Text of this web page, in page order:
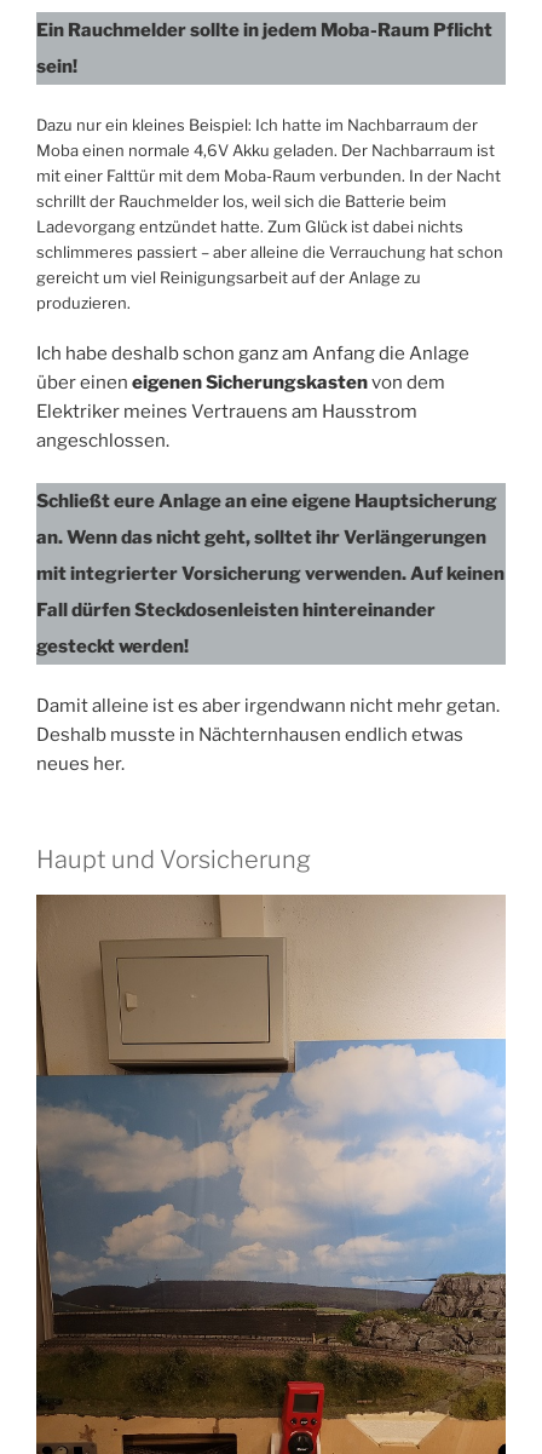
Ein Rauchmelder sollte in jedem Moba-Raum Pflicht
sein!
Dazu nur ein kleines Beispiel: Ich hatte im Nachbarraum der
Moba einen normale 4,6V Akku geladen. Der Nachbarraum ist
mit einer Falttür mit dem Moba-Raum verbunden. In der Nacht
schrillt der Rauchmelder los, weil sich die Batterie beim
Ladevorgang entzündet hatte. Zum Glück ist dabei nichts
schlimmeres passiert – aber alleine die Verrauchung hat schon
gereicht um viel Reinigungsarbeit auf der Anlage zu
produzieren.
Ich habe deshalb schon ganz am Anfang die Anlage
über einen eigenen Sicherungskastenvon dem
Elektriker meines Vertrauens am Hausstrom
angeschlossen.
Schließt eure Anlage an eine eigene Hauptsicherung
an. Wenn das nicht geht, solltet ihr Verlängerungen
mit integrierter Vorsicherung verwenden. Auf keinen
Fall dürfen Steckdosenleisten hintereinander
gesteckt werden!
Damit alleine ist es aber irgendwann nicht mehr getan.
Deshalb musste in Nächternhausen endlich etwas
neues her.
Haupt und Vorsicherung